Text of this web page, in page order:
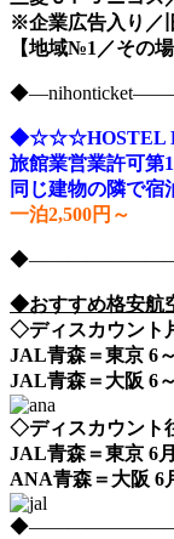
※企業広告入り／
【地域№1／その
◆☆☆☆HOSTEL
旅館業営業許可第
同じ建物の隣で宿
一泊2,500円～
◆おすすめ格安航
◇ディスカウント
JAL青森＝東京 6
JAL青森＝大阪 6
◇ディスカウント
JAL青森＝東京 6
ANA青森＝大阪 6